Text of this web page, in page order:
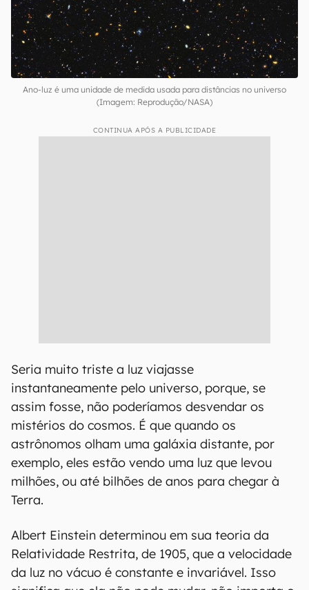
Ano-luz é uma unidade de medida usada para distâncias no universo
(Imagem: Reprodução/NASA)
CONTINUA APÓS A PUBLICIDADE
Seria muito triste a luz viajasse
instantaneamente pelo universo, porque, se
assim fosse, não poderíamos desvendar os
mistérios do cosmos. É que quando os
astrônomos olham uma galáxia distante, por
exemplo, eles estão vendo uma luz que levou
milhões, ou até bilhões de anos para chegar à
Terra.
Albert Einstein determinou em sua teoria da
Relatividade Restrita, de 1905, que a velocidade
da luz no vácuo é constante e invariável. Isso